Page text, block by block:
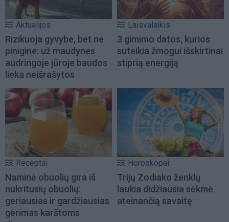
Aktualijos
Rizikuoja gyvybe, bet ne
pinigine: už maudynes
audringoje jūroje baudos
lieka neišrašytos
Laisvalaikis
3 gimimo datos, kurios
suteikia žmogui išskirtinai
stiprią energiją
Receptai
Naminė obuolių gira iš
nukritusių obuolių:
geriausias ir gardžiausias
gėrimas karštoms
Horoskopai
Trijų Zodiako ženklų
laukia didžiausia sėkmė
ateinančią savaitę